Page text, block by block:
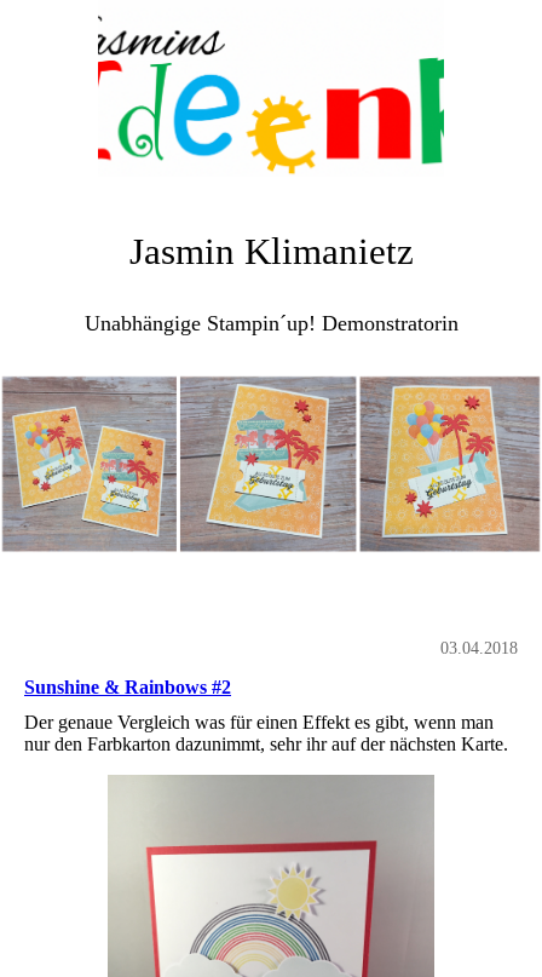
Jasmin Klimanietz
Unabhängige Stampin´up! Demonstratorin
03.04.2018
Sunshine & Rainbows #2
Der genaue Vergleich was für einen Effekt es gibt, wenn man
nur den Farbkarton dazunimmt, sehr ihr auf der nächsten Karte.